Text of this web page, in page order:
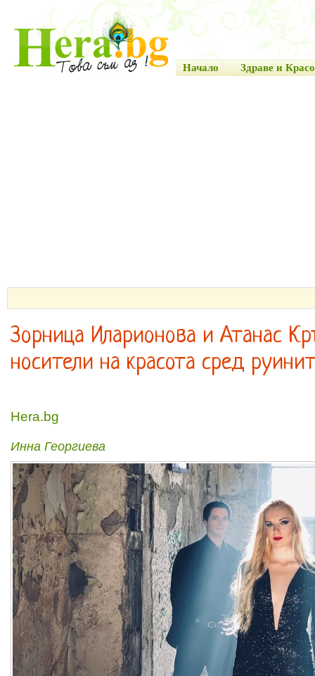
Начало Здраве и
Зорница Иларионова и Атанас
носители на красота сред
Hera.bg
Инна Георгиева